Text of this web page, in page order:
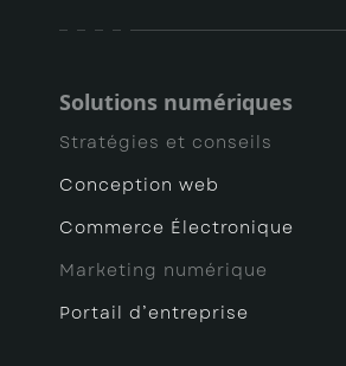
Solutions numériques
Stratégies et conseils
Conception web
Commerce Électronique
Marketing numérique
Portail d’entreprise